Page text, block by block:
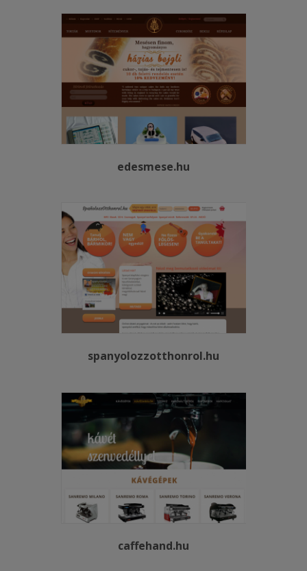
edesmese.hu
spanyolozzotthonrol.hu
caffehand.hu